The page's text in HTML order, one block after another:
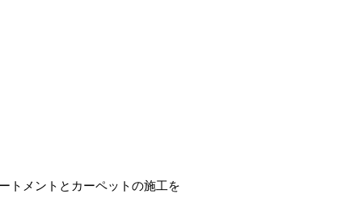
トメントとカーペットの施工を